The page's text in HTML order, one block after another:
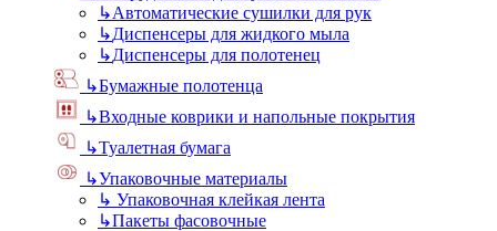
↳Автоматические сушилки для рук
↳Диспенсеры для жидкого мыла
↳Диспенсеры для полотенец
↳Бумажные полотенца
↳Входные коврики и напольные покрытия
↳Туалетная бумага
↳Упаковочные материалы
↳ Упаковочная клейкая лента
↳Пакеты фасовочные